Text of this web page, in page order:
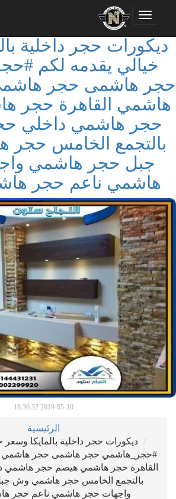
Toggle
navigation
ديكورات حجر داخلية
خيالي يقدمه لكم
حجر هاشمى حجر
هاشمي القاهرة حجر
حجر هاشمي داخلي
بالتجمع الخامس
جبل حجر هاشمي
هاشمي ناعم حجر
2019-05-10 18:30:32
الرئيسية
ديكورات حجر داخلية بالمايكا وسعر
#حجر_هاشمي حجر هاشمى حجر
القاهرة حجر هاشمي هيصم حجر هاشمي
بالتجمع الخامس حجر هاشمي وش
واجهات حجر هاشمي ناعم حجر